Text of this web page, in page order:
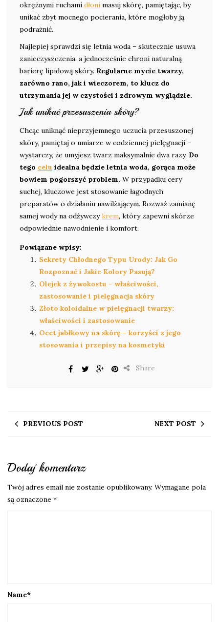
okrężnymi ruchami dłoni masuj skórę, pamiętając, by
unikać zbyt mocnego pocierania, które mogłoby ją
podrażnić.
Najlepiej sprawdzi się letnia woda – skutecznie usuwa
zanieczyszczenia, a jednocześnie chroni naturalną
barierę lipidową skóry. Regularne mycie twarzy,
zarówno rano, jak i wieczorem, to klucz do
utrzymania jej w czystości i zdrowym wyglądzie.
Jak unikać przesuszenia skóry?
Chcąc uniknąć nieprzyjemnego uczucia przesuszonej
skóry, pamiętaj o umiarze w codziennej pielęgnacji –
wystarczy, że umyjesz twarz maksymalnie dwa razy. Do
tego celu idealna będzie letnia woda, gorąca może
bowiem pogorszyć problem. W przypadku cery
suchej, kluczowe jest stosowanie łagodnych
preparatów o działaniu nawilżającym. Rozważ zamianę
samej wody na odżywczykrem, który zapewni skórze
odpowiednie nawodnienie i komfort.
Powiązane wpisy:
Sekrety Chłodnego Typu Urody: Jak Go
Rozpoznać i Jakie Kolory Pasują?
Olejek z żywokostu – właściwości,
zastosowanie i pielęgnacja skóry
Złoto koloidalne w pielęgnacji twarzy:
właściwości i zastosowanie
Ocet jabłkowy na skórę – korzyści z jego
stosowania i przepisy na kosmetyki
Share
PREVIOUS POST NEXT POST
Dodaj komentarz
Twój adres email nie zostanie opublikowany. Wymagane pola
są oznaczone *
Name*